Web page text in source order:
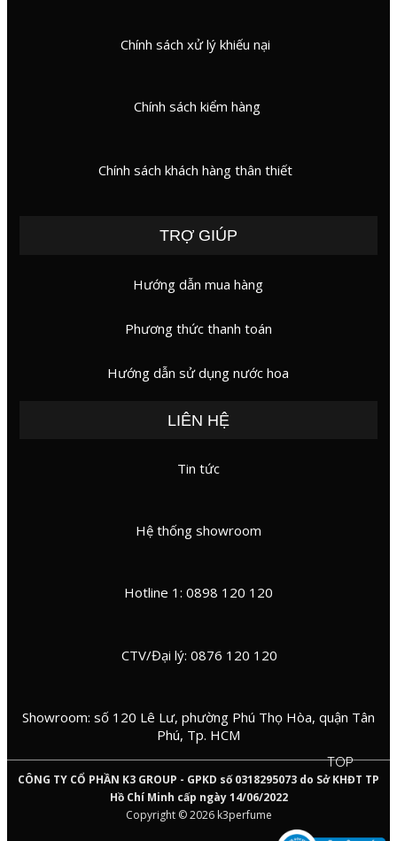
TRỢ GIÚP
LIÊN HỆ
Hướng dẫn mua hàng
Phương thức thanh toán
Hướng dẫn sử dụng nước hoa
Tin tức
Hệ thống showroom
Hotline 1: 0898 120 120
CTV/Đại lý: 0876 120 120
Showroom: số 120 Lê Lư, phường Phú Thọ Hòa, quận Tân
Phú, Tp. HCM
CÔNG TY CỔ PHẦN K3 GROUP - GPKD số 0318295073 do Sở KHĐT TP
Hồ Chí Minh cấp ngày 14/06/2022
Copyright © 2026 k3perfume
Chính sách xử lý khiếu nại
Chính sách kiểm hàng
Chính sách khách hàng thân thiết
TOP